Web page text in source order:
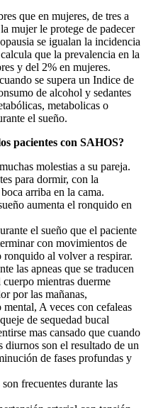
que en mujeres, de tres a
mujer le protege de padecer
se igualan la incidencia
que la prevalencia en la
y del 2% en mujeres.
se supera un Indice de
de alcohol y sedantes
metabolicas o
el sueño.
pacientes con SAHOS?
molestias a su pareja.
para dormir, con la
arriba en la cama.
aumenta el ronquido en
el sueño que el paciente
con movimientos de
ronquido al volver a respirar.
las apneas que se traducen
mientras duerme
por las mañanas,
A veces con cefaleas
de sequedad bucal
mas cansado que cuando
diurnos son el resultado de un
de fases profundas y
frecuentes durante las